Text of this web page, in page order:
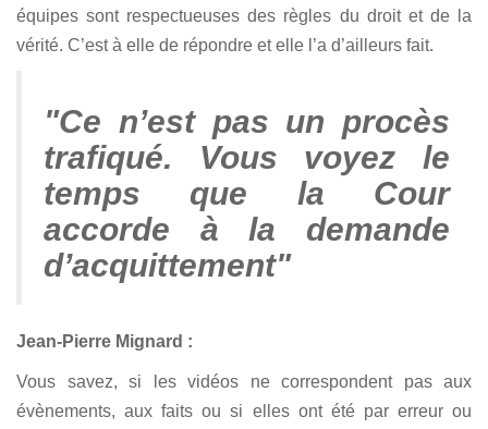
équipes sont respectueuses des règles du droit et de la
vérité. C’est à elle de répondre et elle l’a d’ailleurs fait.
"Ce n’est pas un procès
trafiqué. Vous voyez le
temps que la Cour
accorde à la demande
d’acquittement"
Jean-Pierre Mignard :
Vous savez, si les vidéos ne correspondent pas aux
évènements, aux faits ou si elles ont été par erreur ou